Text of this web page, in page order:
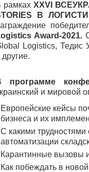
рамках ХХVI
В
Award-2021.
Logistics, Тедис
другие.
программе
и мировой
Европейские кейсы
бизнеса и их
С какими
автоматизации
Карантинные вызовы
Как побеждать в